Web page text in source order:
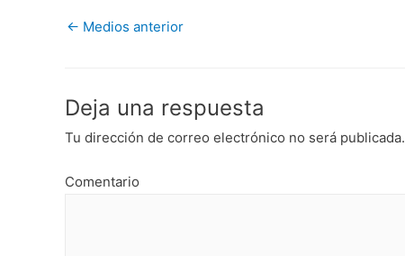
← Medios anterior
Deja una respuesta
Tu dirección de correo electrónico no será publicada.
Comentario